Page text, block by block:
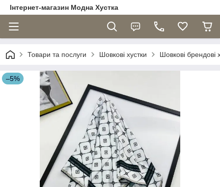
Інтернет-магазин Модна Хустка
Товари та послуги Шовкові хустки Шовкові брендові
–5%